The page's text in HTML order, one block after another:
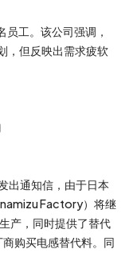
工。该公司强调，
，但反映出需求疲软
出通知信，由于日本
Factory）将继
产，同时提供了替代
购买电感替代料。同